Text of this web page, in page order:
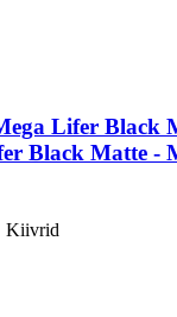
Lifer Black
Black Matte -
Kiivrid